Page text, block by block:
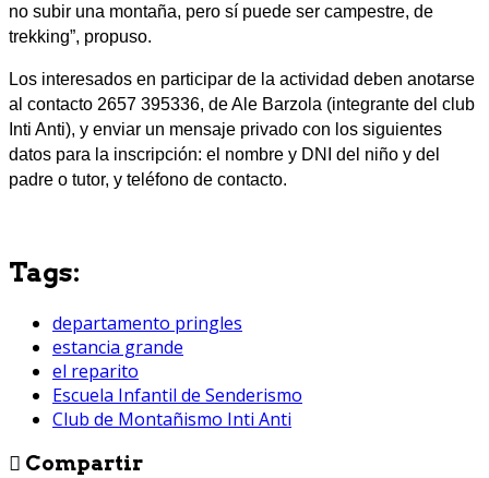
no subir una montaña, pero sí puede ser campestre, de
trekking”, propuso.
Los interesados en participar de la actividad deben anotarse
al contacto 2657 395336, de Ale Barzola (integrante del club
Inti Anti), y enviar un mensaje privado con los siguientes
datos para la inscripción: el nombre y DNI del niño y del
padre o tutor, y teléfono de contacto.
Tags:
departamento pringles
estancia grande
el reparito
Escuela Infantil de Senderismo
Club de Montañismo Inti Anti
Compartir